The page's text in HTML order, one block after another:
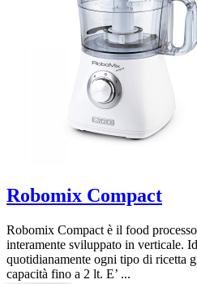
Robomix Compact
Robomix Compact è il food
interamente sviluppato in verticale.
quotidianamente ogni tipo di ricetta
capacità fino a 2 lt. E’ ...